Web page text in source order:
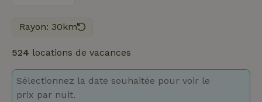
Rayon: 30km
524 locations de vacances
Sélectionnez la date souhaitée pour voir le
prix par nuit.